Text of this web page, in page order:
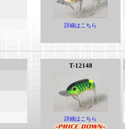
詳細はこちら
T-12148
詳細はこちら